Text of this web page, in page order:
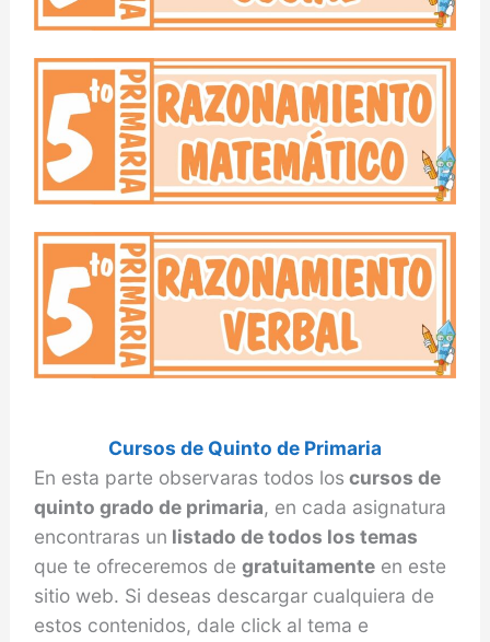
Cursos de Quinto de Primaria
En esta parte observaras todos los cursos de
quinto grado de primaria, en cada asignatura
encontraras un listado de todos los temas
que te ofreceremos de gratuitamenteen este
sitio web. Si deseas descargar cualquiera de
estos contenidos, dale click al tema e